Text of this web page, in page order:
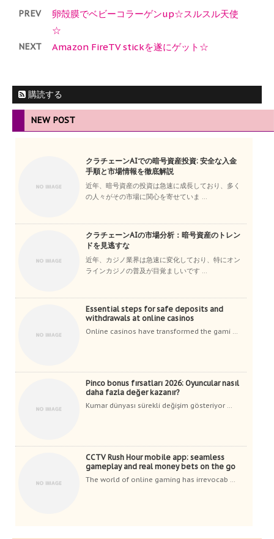
PREV
卵殻膜でベビーコラーゲンup☆スルスル天使
☆
NEXT Amazon FireTV stickを遂にゲット☆
購読する
NEW POST
クラチェーンAIでの暗号資産投資: 安全な入金
手順と市場情報を徹底解説
近年、暗号資産の投資は急速に成長しており、多く
の人々がその市場に関心を寄せていま ...
クラチェーンAIの市場分析：暗号資産のトレン
ドを見逃すな
近年、カジノ業界は急速に変化しており、特にオン
ラインカジノの普及が目覚ましいです ...
Essential steps for safe deposits and
withdrawals at online casinos
Online casinos have transformed the gami ...
Pinco bonus fırsatları 2026: Oyuncular nasıl
daha fazla değer kazanır?
Kumar dünyası sürekli değişim gösteriyor ...
CCTV Rush Hour mobile app: seamless
gameplay and real money bets on the go
The world of online gaming has irrevocab ...